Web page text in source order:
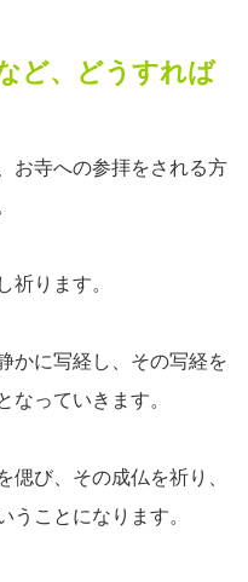
ど、どうすれば
お寺への参拝をされる方
祈ります。
かに写経し、その写経を
なっていきます。
偲び、その成仏を祈り、
うことになります。